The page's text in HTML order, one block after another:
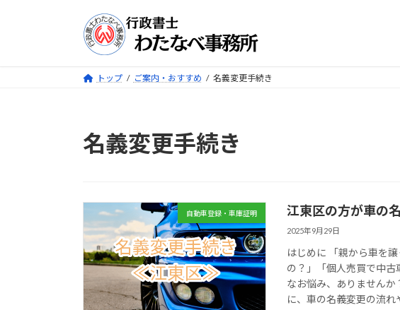
トップ ご案内・おすすめ 名義変更手続き
名義変更手続き
自動車登録・車庫証明 江東区の方が車の
2025年9月29日
はじめに 「親から車を
の？」「個人売買で中
なお悩み、ありません
に、車の名義変更の流れ